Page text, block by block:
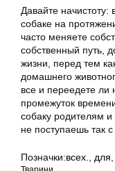
Давайте
собаке на
часто меняете
собственный путь,
жизни, перед тем
домашнего
все и переедете
промежуток
собаку родителям и
не поступаешь так с
Позначки:всех. для